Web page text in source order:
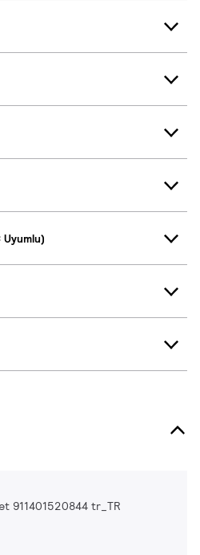
Uyumlu)
911401520844 tr_TR